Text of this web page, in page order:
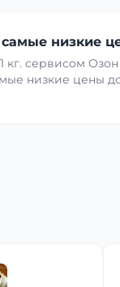
самые низкие
кг. сервисом Озон
низкие цены